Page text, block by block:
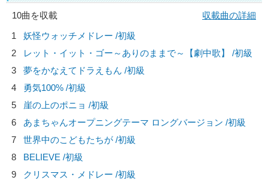
10曲を収載
収載曲の詳細
1
妖怪ウォッチメドレー /初級
2
レット・イット・ゴー～ありのままで～【劇中歌】 /初級
3
夢をかなえてドラえもん /初級
4
勇気100% /初級
5
崖の上のポニョ /初級
6
あまちゃんオープニングテーマ ロングバージョン /初級
7
世界中のこどもたちが /初級
8
BELIEVE /初級
9
クリスマス・メドレー /初級